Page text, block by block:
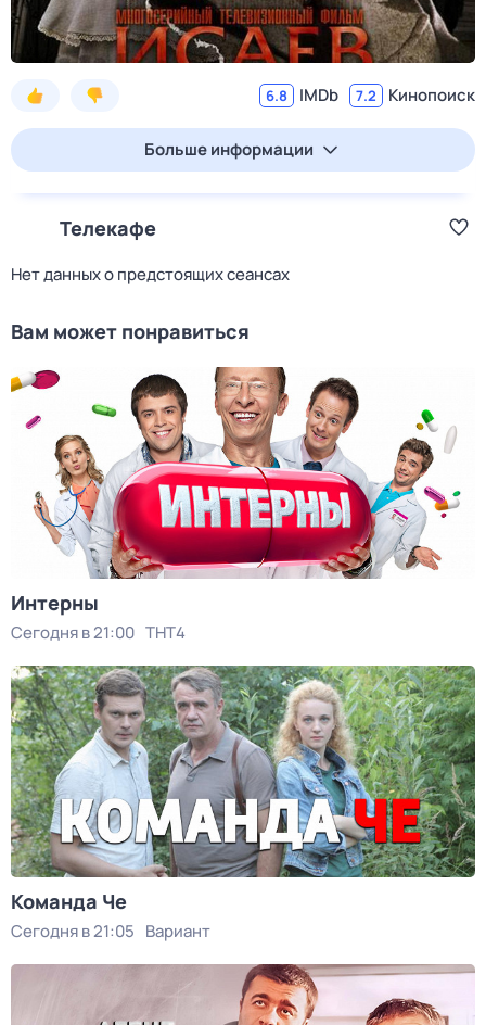
6.8 IMDb 7.2 Кинопоиск
Больше информации
Телекафе
Нет данных о предстоящих сеансах
Вам может понравиться
Интерны
Сегодня в 21:00 ТНТ4
Команда Че
Сегодня в 21:05 Вариант